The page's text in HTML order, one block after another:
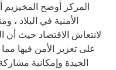
المركز أوضح المخيزيم
الأمنية في البلاد ،
لانتعاش الاقتصاد حيث أن
على تعزيز الأمن فيها
الجيدة وإمكانية